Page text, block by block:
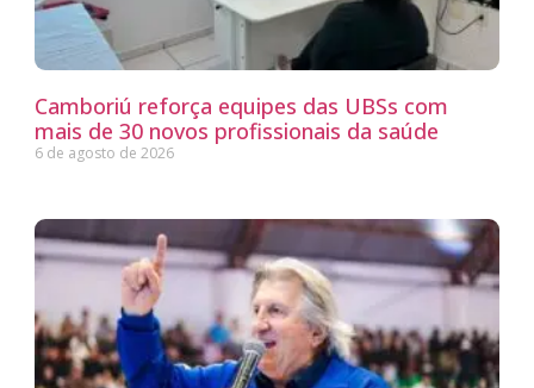
Camboriú reforça equipes das UBSs com
mais de 30 novos profissionais da saúde
6 de agosto de 2026